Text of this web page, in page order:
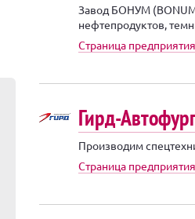
Завод БОНУМ
нефтепродуктов,
Страница
Гирд-
Производим
Страница